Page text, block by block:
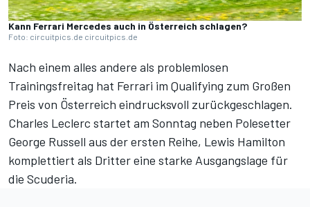
Kann Ferrari Mercedes auch in Österreich schlagen?
Foto: circuitpics.de circuitpics.de
Nach einem alles andere als problemlosen
Trainingsfreitag hat Ferrari im Qualifying zum Großen
Preis von Österreich eindrucksvoll zurückgeschlagen.
Charles Leclerc startet am Sonntag neben Polesetter
George Russell aus der ersten Reihe, Lewis Hamilton
komplettiert als Dritter eine starke Ausgangslage für
die Scuderia.